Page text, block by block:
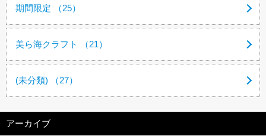
期間限定 （25）
美ら海クラフト （21）
(未分類) （27）
アーカイブ